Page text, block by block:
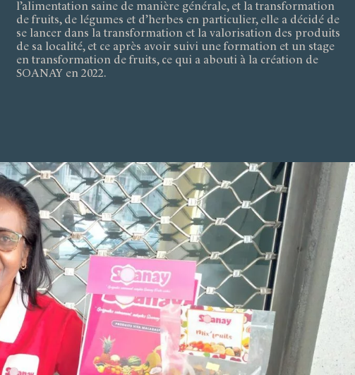
l’alimentation saine de manière générale, et la transformation
de fruits, de légumes et d’herbes en particulier, elle a décidé de
se lancer dans la transformation et la valorisation des produits
de sa localité, et ce après avoir suivi une formation et un stage
en transformation de fruits, ce qui a abouti à la création de
SOANAY en 2022.